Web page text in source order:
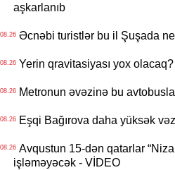
aşkarlanıb
Əcnəbi turistlər bu il Şuşada
Yerin qravitasiyası yox
Metronun əvəzinə bu
Eşqi Bağırova daha yüksək
Avqustun 15-dən qatarlar
işləməyəcək - VİDEO